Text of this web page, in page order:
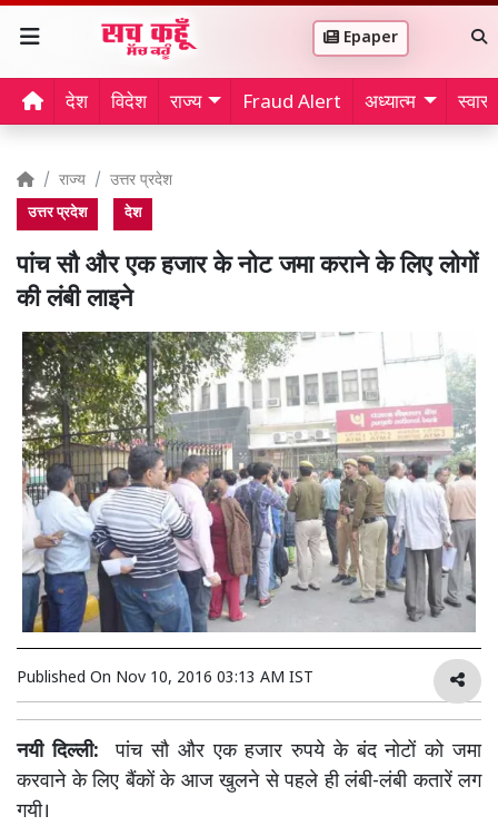
Epaper
देश विदेश राज्य Fraud Alert अध्यात्म
राज्य उत्तर प्रदेश
उत्तर प्रदेश देश
पांच सौ और एक हजार के नोट जमा कराने के लिए लोगों
की लंबी लाइने
Published On Nov 10, 2016 03:13 AM IST
नयी दिल्ली: पांच सौ और एक हजार रुपये के बंद नोटों को जमा
करवाने के लिए बैंकों के आज खुलने से पहले ही लंबी-लंबी कतारें लग
गयी।